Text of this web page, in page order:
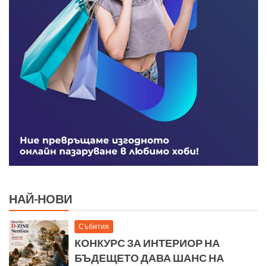
НАЙ-НОВИ
Събития
КОНКУРС ЗА ИНТЕРИОР НА
БЪДЕЩЕТО ДАВА ШАНС НА